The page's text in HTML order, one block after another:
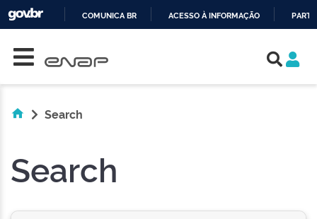
COMUNICA BR ACESSO À INFORMAÇÃO
Search
Search